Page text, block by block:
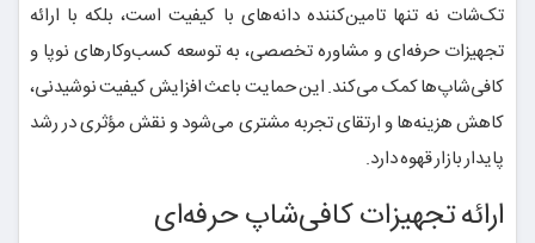
تک‌شات نه تنها تامین‌کننده دانه‌های با کیفیت است، بلکه با ارائه
تجهیزات حرفه‌ای و مشاوره تخصصی، به توسعه کسب‌وکارهای نوپا و
کافی‌شاپ‌ها کمک می‌کند. این حمایت باعث افزایش کیفیت نوشیدنی،
کاهش هزینه‌ها و ارتقای تجربه مشتری می‌شود و نقش مؤثری در رشد
پایدار بازار قهوه دارد.
ارائه تجهیزات کافی‌شاپ حرفه‌ای